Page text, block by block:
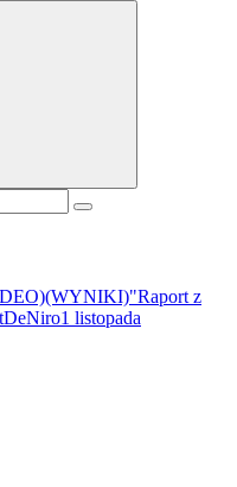
(WYNIKI)"Raport z
1 listopada